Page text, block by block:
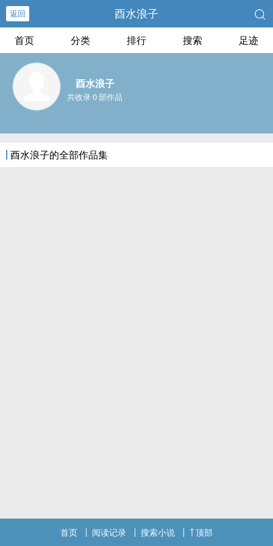
返回 酉水浪子
首页 分类 排行 搜索 足迹
酉水浪子
共收录 0 部作品
酉水浪子的全部作品集
首页 阅读记录 搜索小说 顶部